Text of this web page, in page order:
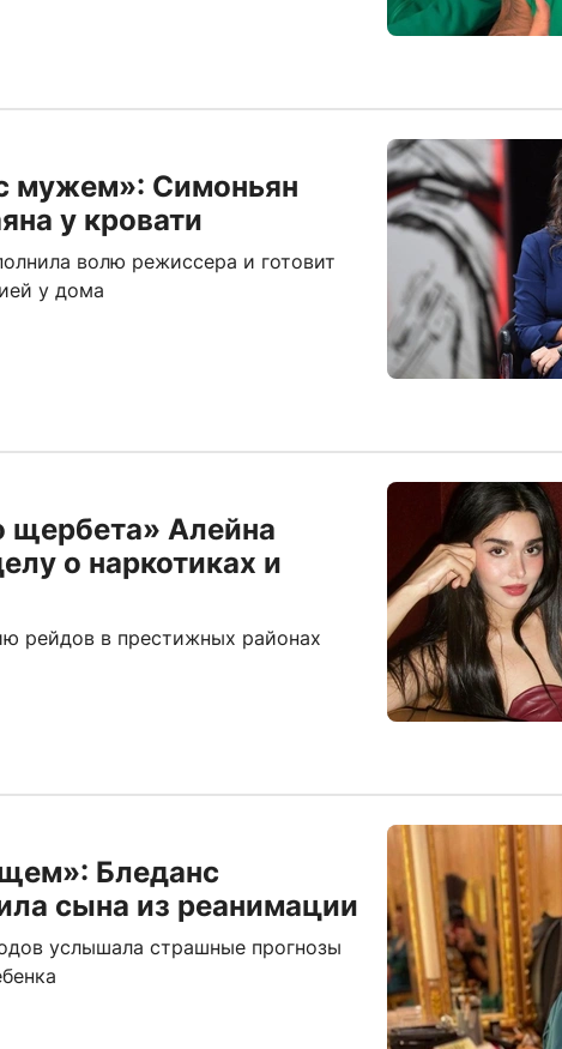
мужем»: Симоньян
у кровати
волю режиссера и готовит
у дома
щербета» Алейна
о наркотиках и
рейдов в престижных районах
Бледанс
сына из реанимации
услышала страшные прогнозы